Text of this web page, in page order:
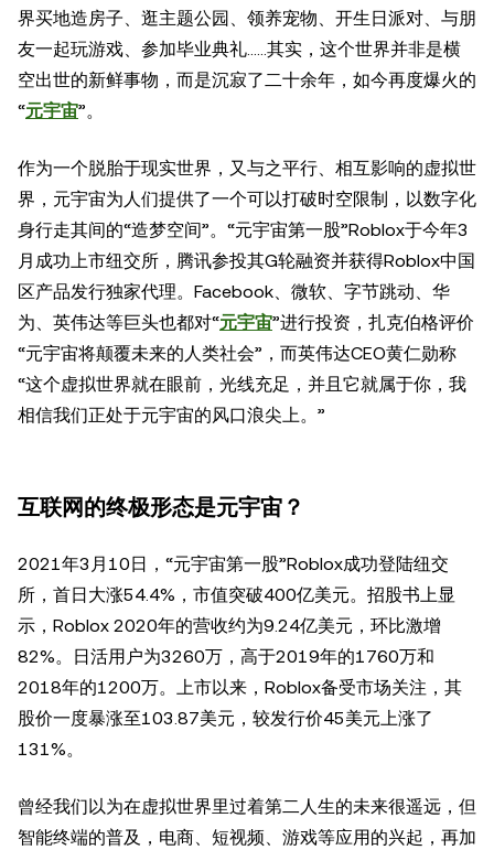
界买地造房子、逛主题公园、领养宠物、开生日派对、与朋
友一起玩游戏、参加毕业典礼……其实，这个世界并非是横
空出世的新鲜事物，而是沉寂了二十余年，如今再度爆火的
“元宇宙”。
作为一个脱胎于现实世界，又与之平行、相互影响的虚拟世
界，元宇宙为人们提供了一个可以打破时空限制，以数字化
身行走其间的“造梦空间”。“元宇宙第一股”Roblox于今年3
月成功上市纽交所，腾讯参投其G轮融资并获得Roblox中国
区产品发行独家代理。Facebook、微软、字节跳动、华
为、英伟达等巨头也都对“元宇宙”进行投资，扎克伯格评价
“元宇宙将颠覆未来的人类社会”，而英伟达CEO黄仁勋称
“这个虚拟世界就在眼前，光线充足，并且它就属于你，我
相信我们正处于元宇宙的风口浪尖上。”
互联网的终极形态是元宇宙？
2021年3月10日，“元宇宙第一股”Roblox成功登陆纽交
所，首日大涨54.4%，市值突破400亿美元。招股书上显
示，Roblox 2020年的营收约为9.24亿美元，环比激增
82%。日活用户为3260万，高于2019年的1760万和
2018年的1200万。上市以来，Roblox备受市场关注，其
股价一度暴涨至103.87美元，较发行价45美元上涨了
131%。
曾经我们以为在虚拟世界里过着第二人生的未来很遥远，但
智能终端的普及，电商、短视频、游戏等应用的兴起，再加